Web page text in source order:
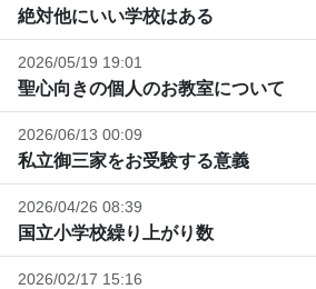
絶対他にいい学校はある
2026/05/19 19:01
聖心向きの個人のお教室について
2026/06/13 00:09
私立御三家をお受験する意義
2026/04/26 08:39
国立小学校繰り上がり数
2026/02/17 15:16